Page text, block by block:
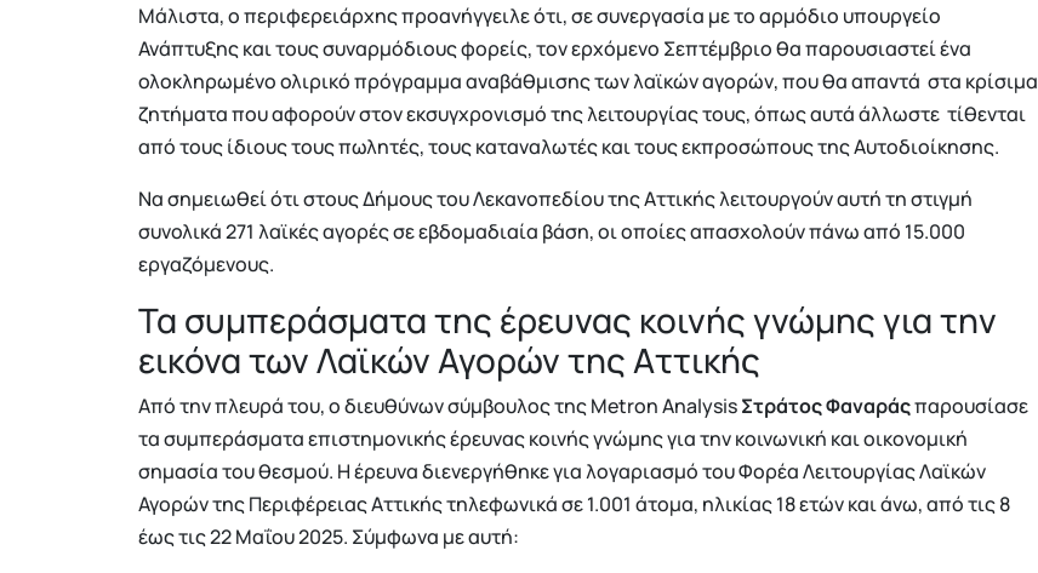
Μάλιστα, ο περιφερειάρχης προανήγγειλε ότι, σε συνεργασία με το αρμόδιο υπουργείο
Ανάπτυξης και τους συναρμόδιους φορείς, τον ερχόμενο Σεπτέμβριο θα παρουσιαστεί ένα
ολοκληρωμένο ολιρικό πρόγραμμα αναβάθμισης των λαϊκών αγορών, που θα απαντά στα κρίσιμα
ζητήματα που αφορούν στον εκσυγχρονισμό της λειτουργίας τους, όπως αυτά άλλωστε τίθενται
από τους ίδιους τους πωλητές, τους καταναλωτές και τους εκπροσώπους της Αυτοδιοίκησης.
Να σημειωθεί ότι στους Δήμους του Λεκανοπεδίου της Αττικής λειτουργούν αυτή τη στιγμή
συνολικά 271 λαϊκές αγορές σε εβδομαδιαία βάση, οι οποίες απασχολούν πάνω από 15.000
εργαζόμενους.
Τα συμπεράσματα της έρευνας κοινής γνώμης για την
εικόνα των Λαϊκών Αγορών της Αττικής
Από την πλευρά του, ο διευθύνων σύμβουλος της Metron AnalysisΣτράτος Φαναράςπαρουσίασε
τα συμπεράσματα επιστημονικής έρευνας κοινής γνώμης για την κοινωνική και οικονομική
σημασία του θεσμού. Η έρευνα διενεργήθηκε για λογαριασμό του Φορέα Λειτουργίας Λαϊκών
Αγορών της Περιφέρειας Αττικής τηλεφωνικά σε 1.001 άτομα, ηλικίας 18 ετών και άνω, από τις 8
έως τις 22 Μαΐου 2025. Σύμφωνα με αυτή: